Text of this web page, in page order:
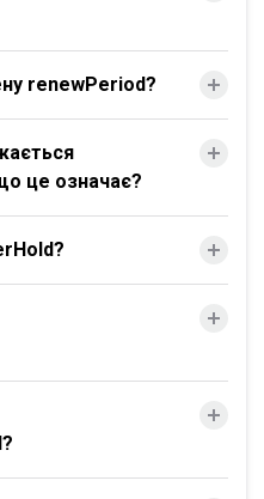
renewPeriod?
це означає?